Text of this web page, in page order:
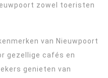
zowel toeristen
van Nieuwpoort
gezellige cafés en
genieten van